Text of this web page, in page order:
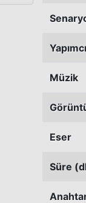
Yapımcı
Müzik
Eser
Süre